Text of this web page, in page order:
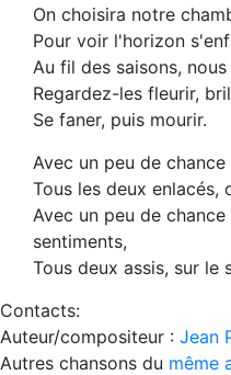
On choisira notre
Pour voir l'horizon
Au fil des saisons, nous
Regardez-les fleurir,
Se faner, puis mourir.
Avec un peu de
Tous les deux enlacés,
Avec un peu de
sentiments,
Tous deux assis, sur le
Contacts:
Auteur/compositeur : Jean
Autres chansons du même